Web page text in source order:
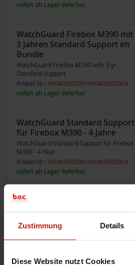
Zustimmung Details
Diese Website nutzt Cookies
sofort ab Lager lieferbar
WatchGuard Firebox M390 mit
3 Jahren Standard Support im
Bundle
WatchGuard Firebox M390 with 3-yr
Standard Support
Artikel-Nr.: WGM390000+WGM3900063
sofort ab Lager lieferbar
WatchGuard Standard Support
für Firebox M390 - 4-Jahre
WatchGuard Standard Support for Firebox
M390 - 4-Year
Artikel-Nr.: WGM390000+WGM3900064
sofort ab Lager lieferbar
WatchGuard Standard Support
für Firebox M390 - 5-Jahre
WatchGuard Standard Support for Firebox
M390 - 5-Year
Artikel-Nr.:WGM390000+WGM3900065